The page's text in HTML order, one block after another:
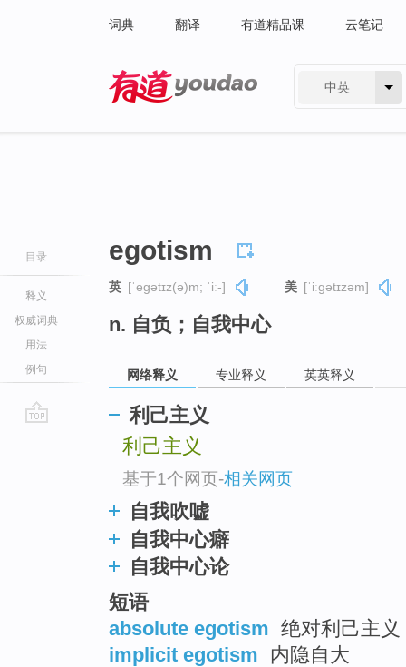
词典 翻译 有道精品课 云笔记
中英
目录
释义
权威词典
用法
例句
egotism
英 [ˈegətɪz(ə)m; ˈiː-] 美 [ˈiːɡətɪzəm]
n. 自负；自我中心
网络释义 专业释义 英英释义
利己主义
利己主义
基于1个网页-相关网页
自我吹嘘
自我中心癖
自我中心论
短语
absolute egotism 绝对利己主义
implicit egotism
内隐自大